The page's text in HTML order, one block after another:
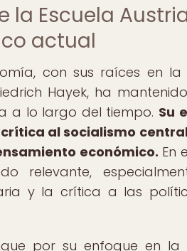
la Escuela
actual
con sus raíces en
Hayek, ha
a lo largo del tiempo. Su
al socialismo
económico. En
relevante,
y la crítica a las
por su enfoque en